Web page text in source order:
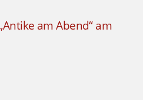
am Abend“ am